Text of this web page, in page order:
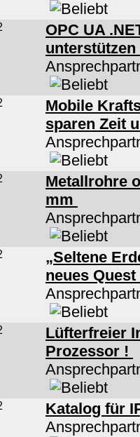
OPC UA
Mobile
sparen Zeit
Metallrohre
mm
„Seltene
neues
Lüfterfreier
Prozessor !
Katalog für